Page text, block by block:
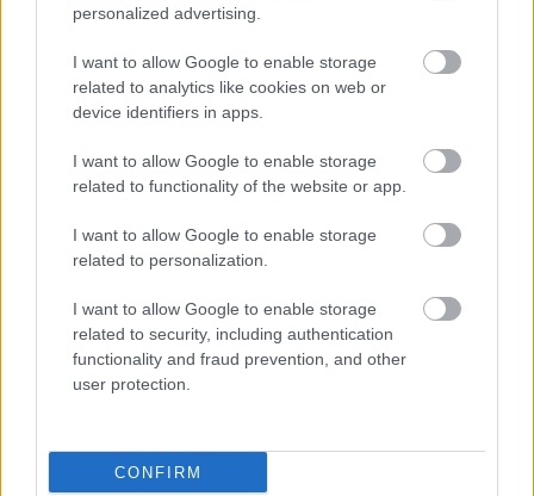
personalized advertising.
I want to allow Google to enable storage
related to analytics like cookies on web or
device identifiers in apps.
I want to allow Google to enable storage
related to functionality of the website or app.
I want to allow Google to enable storage
related to personalization.
I want to allow Google to enable storage
related to security, including authentication
functionality and fraud prevention, and other
user protection.
CONFIRM
2026.08.07. Farkas András
Ön szerint hogy készül a hamisítatlan szolnoki
Igazi retró klasszikus desszert, amelyet generációk óta
újraalkotni....